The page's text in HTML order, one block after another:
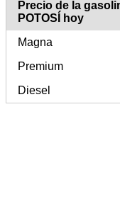
Precio de la
POTOSÍ hoy
Magna
Premium
Diesel